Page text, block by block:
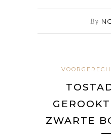
By
ZWARTE